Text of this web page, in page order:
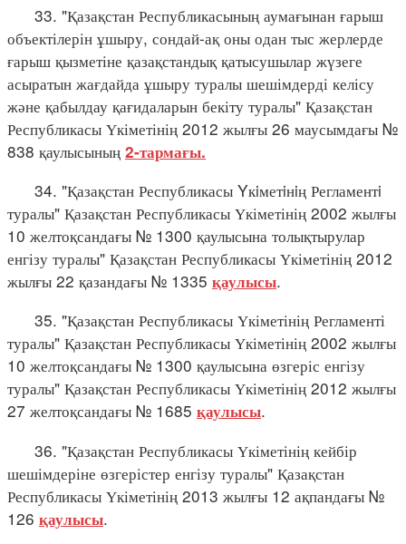
33. "Қазақстан Республикасының аумағынан ғарыш
объектілерін ұшыру, сондай-ақ оны одан тыс жерлерде
ғарыш қызметіне қазақстандық қатысушылар жүзеге
асыратын жағдайда ұшыру туралы шешімдерді келісу
және қабылдау қағидаларын бекіту туралы" Қазақстан
Республикасы Үкіметінің 2012 жылғы 26 маусымдағы №
838 қаулысының 2-тармағы.
34. "Қазақстан Республикасы Yкiметiнiң Регламентi
туралы" Қазақстан Республикасы Үкіметінің 2002 жылғы
10 желтоқсандағы № 1300 қаулысына толықтырулар
енгізу туралы" Қазақстан Республикасы Үкіметінің 2012
жылғы 22 қазандағы № 1335 қаулысы.
35. "Қазақстан Республикасы Үкіметінің Регламенті
туралы" Қазақстан Республикасы Үкіметінің 2002 жылғы
10 желтоқсандағы № 1300 қаулысына өзгеріс енгізу
туралы" Қазақстан Республикасы Үкіметінің 2012 жылғы
27 желтоқсандағы № 1685 қаулысы.
36. "Қазақстан Республикасы Үкіметінің кейбір
шешімдеріне өзгерістер енгізу туралы" Қазақстан
Республикасы Үкіметінің 2013 жылғы 12 ақпандағы №
126 қаулысы.